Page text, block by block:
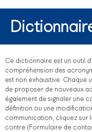
Ce dictionnaire est un outil
compréhension des
est non exhaustive. Chaque
de proposer de nouveaux
également de signaler une
définition ou une
communication, cliquez sur
contre (Formulaire de